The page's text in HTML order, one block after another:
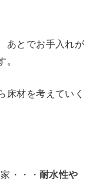
あとでお手入れが
。
床材を考えていく
・・・ 耐水性や